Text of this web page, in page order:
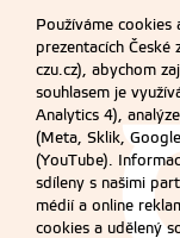
Používáme
prezentacích
czu.cz), abychom
souhlasem je
Analytics 4),
(Meta, Sklik,
(YouTube).
sdíleny s našimi
médií a online
cookies a udělený